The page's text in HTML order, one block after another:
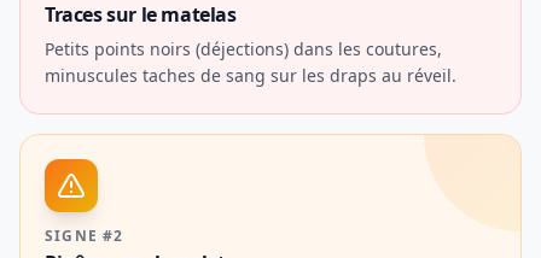
Traces sur le matelas
Petits points noirs (déjections) dans les coutures,
minuscules taches de sang sur les draps au réveil.
SIGNE #2